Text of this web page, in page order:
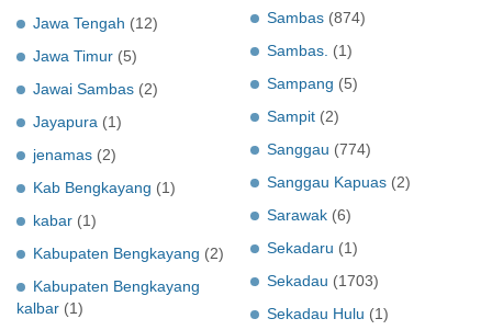
Jawa Tengah (12)
Jawa Timur (5)
Jawai Sambas (2)
Jayapura (1)
jenamas (2)
Kab Bengkayang (1)
kabar (1)
Kabupaten Bengkayang (2)
Kabupaten Bengkayang
kalbar (1)
Sambas (874)
Sambas. (1)
Sampang (5)
Sampit (2)
Sanggau (774)
Sanggau Kapuas (2)
Sarawak (6)
Sekadaru (1)
Sekadau (1703)
Sekadau Hulu (1)